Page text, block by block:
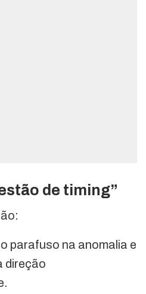
de timing”
parafuso na anomalia e
direção